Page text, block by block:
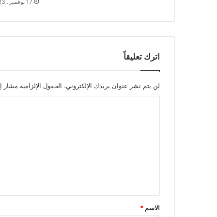
17 نوفمبر، 2023
اترك تعليقاً
لن يتم نشر عنوان بريدك الإلكتروني. الحقول الإلزامية مشار
*
الاسم *